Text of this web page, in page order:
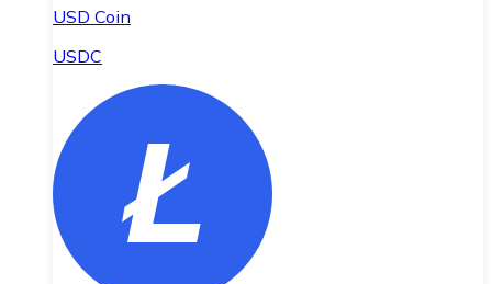
USD Coin
USDC